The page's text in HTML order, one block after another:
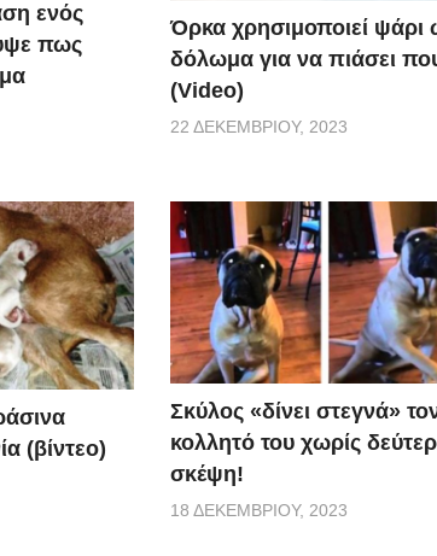
ενός
πως
Όρκα χρησιμοποιεί ψάρι
δόλωμα για να πιάσει
(Video)
22 ΔΕΚΕΜΒΡΊΟΥ, 2023
(βίντεο)
Σκύλος «δίνει στεγνά»
κολλητό του χωρίς
σκέψη!
18 ΔΕΚΕΜΒΡΊΟΥ, 2023